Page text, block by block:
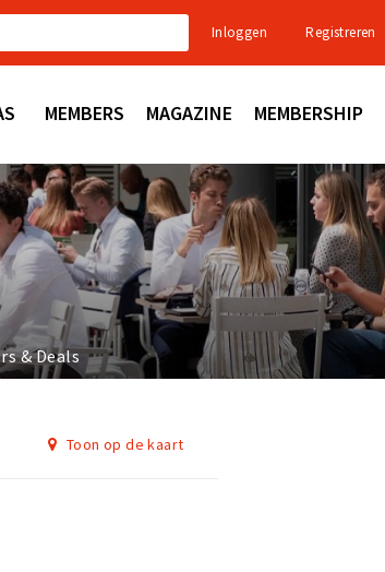
Inloggen Registreren
MEMBERS MAGAZINE MEMBERSHIP
& Deals
Toon op de kaart